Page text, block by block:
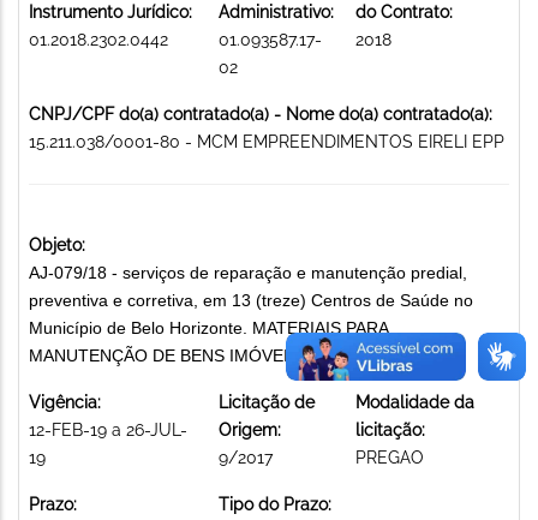
Instrumento Jurídico:
01.2018.2302.0442
Administrativo:
01.093587.17-
02
do Contrato:
2018
CNPJ/CPF do(a) contratado(a) - Nome do(a) contratado(a):
15.211.038/0001-80 - MCM EMPREENDIMENTOS EIRELI EPP
Objeto:
AJ-079/18 - serviços de reparação e manutenção predial,
preventiva e corretiva, em 13 (treze) Centros de Saúde no
Município de Belo Horizonte. MATERIAIS PARA
MANUTENÇÃO DE BENS IMÓVEIS PÚBLICOS
Vigência:
12-FEB-19 a 26-JUL-
19
Licitação de
Origem:
9/2017
Modalidade da
licitação:
PREGAO
Prazo:
Tipo do Prazo: